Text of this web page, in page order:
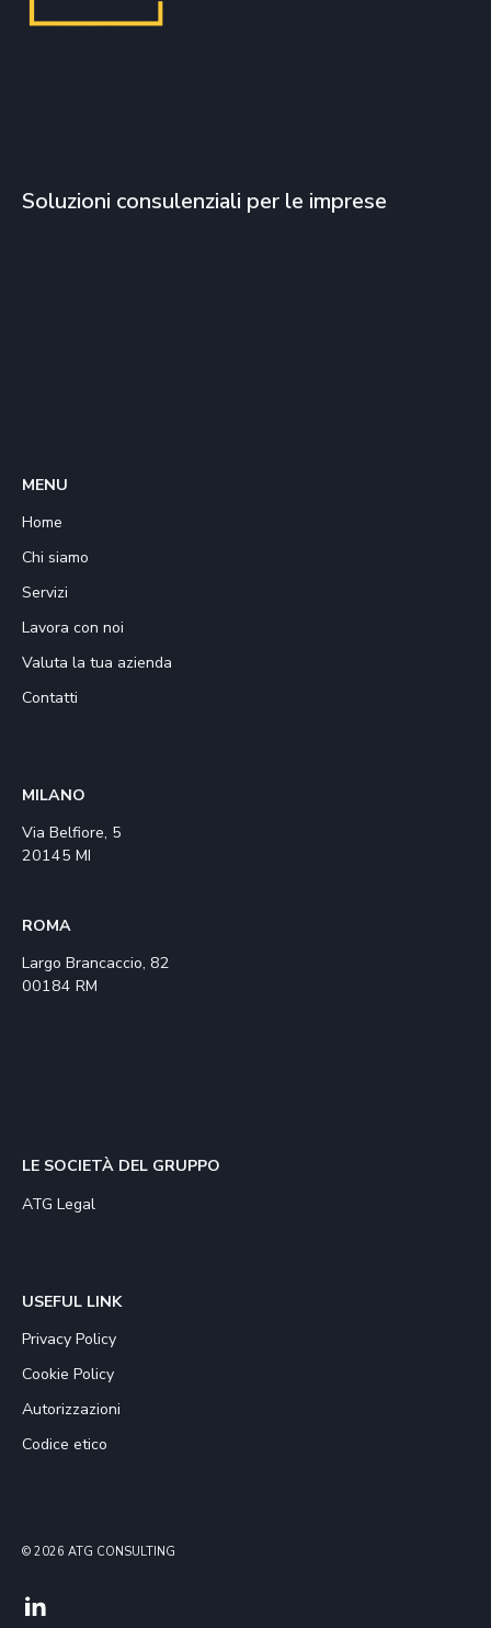
Soluzioni consulenziali per le imprese
MENU
Home
Chi siamo
Servizi
Lavora con noi
Valuta la tua azienda
Contatti
MILANO
Via Belfiore, 5
20145 MI
ROMA
Largo Brancaccio, 82
00184 RM
LE SOCIETÀ DEL GRUPPO
ATG Legal
USEFUL LINK
Privacy Policy
Cookie Policy
Autorizzazioni
Codice etico
© 2026 ATG CONSULTING